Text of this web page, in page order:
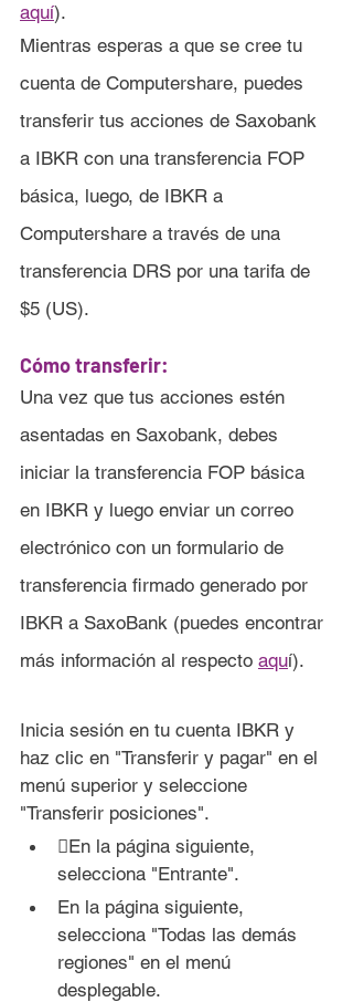
aquí).
Mientras esperas a que se cree tu
cuenta de Computershare, puedes
transferir tus acciones de Saxobank
a IBKR con una transferencia FOP
básica, luego, de IBKR a
Computershare a través de una
transferencia DRS por una tarifa de
$5 (US).
Cómo transferir:
Una vez que tus acciones estén
asentadas en Saxobank, debes
iniciar la transferencia FOP básica
en IBKR y luego enviar un correo
electrónico con un formulario de
transferencia firmado generado por
IBKR a SaxoBank (puedes encontrar
más información al respecto aquí).
Inicia sesión en tu cuenta IBKR y
haz clic en "Transferir y pagar" en el
menú superior y seleccione
"Transferir posiciones".
En la página siguiente,
selecciona "Entrante".
En la página siguiente,
selecciona "Todas las demás
regiones" en el menú
desplegable.